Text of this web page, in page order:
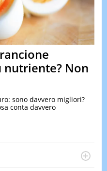
& TV
QUIZ
&
TEST
&
DI
IERI
nutriente? Non
sono davvero migliori?
conta davvero
e fotografa, ha